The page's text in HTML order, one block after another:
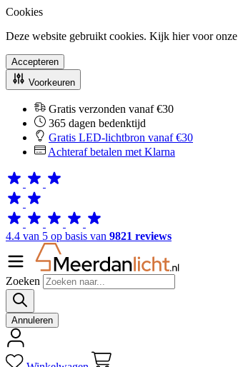
Cookies
Deze website gebruikt cookies. Kijk hier voor onze
Accepteren
Voorkeuren
Gratis verzonden vanaf €30
365 dagen bedenktijd
Gratis LED-lichtbron vanaf €30
Achteraf betalen met Klarna
4.4 van 5 op basis van 9821 reviews
Zoeken
Annuleren